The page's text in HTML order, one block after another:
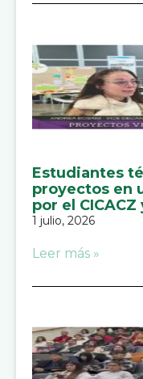
Estudiantes
proyectos en
por el CICACZ
1 julio, 2026
Leer más »